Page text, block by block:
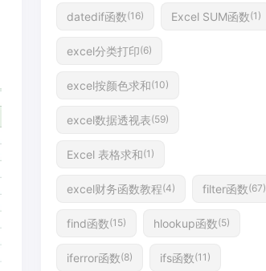
datedif函数(16) Excel SUM函数(1)
excel分类打印(6)
excel按颜色求和(10)
excel数据透视表(59)
Excel 表格求和(1)
excel财务函数教程(4) filter函数(67)
find函数(15) hlookup函数(5)
iferror函数(8) ifs函数(11)